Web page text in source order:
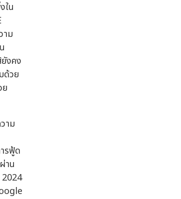
ใน
าม
งคง
ด้วย
าม
รฟู้ด
าน
2024